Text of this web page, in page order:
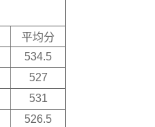
平均分
534.5
527
531
526.5